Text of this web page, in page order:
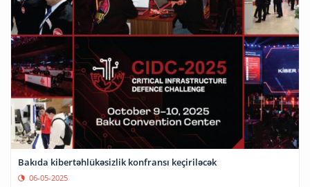
Bakıda kibertəhlükəsizlik konfransı keçiriləcək
06-05-2025